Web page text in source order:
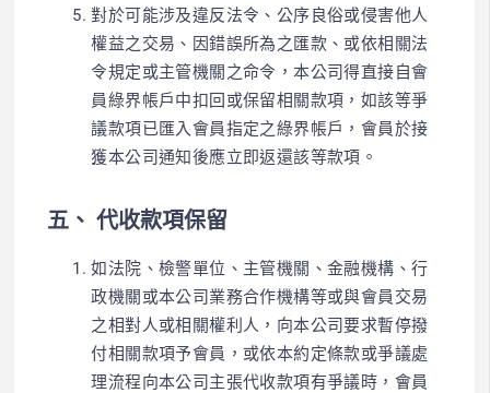
對於可能涉及違反法令、公序良俗或侵害他人
權益之交易、因錯誤所為之匯款、或依相關法
令規定或主管機關之命令，本公司得直接自會
員綠界帳戶中扣回或保留相關款項，如該等爭
議款項已匯入會員指定之綠界帳戶，會員於接
獲本公司通知後應立即返還該等款項。
五、 代收款項保留
如法院、檢警單位、主管機關、金融機構、行
政機關或本公司業務合作機構等或與會員交易
之相對人或相關權利人，向本公司要求暫停撥
付相關款項予會員，或依本約定條款或爭議處
理流程向本公司主張代收款項有爭議時，會員